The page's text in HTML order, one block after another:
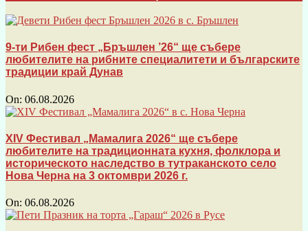
9-ти Рибен фест „Бръшлен ’26“ ще събере
любителите на рибните специалитети и българските
традиции край Дунав
On: 06.08.2026
XIV Фестивал „Мамалига 2026“ ще събере
любителите на традиционната кухня, фолклора и
историческото наследство в тутраканското село
Нова Черна на 3 октомври 2026 г.
On: 06.08.2026